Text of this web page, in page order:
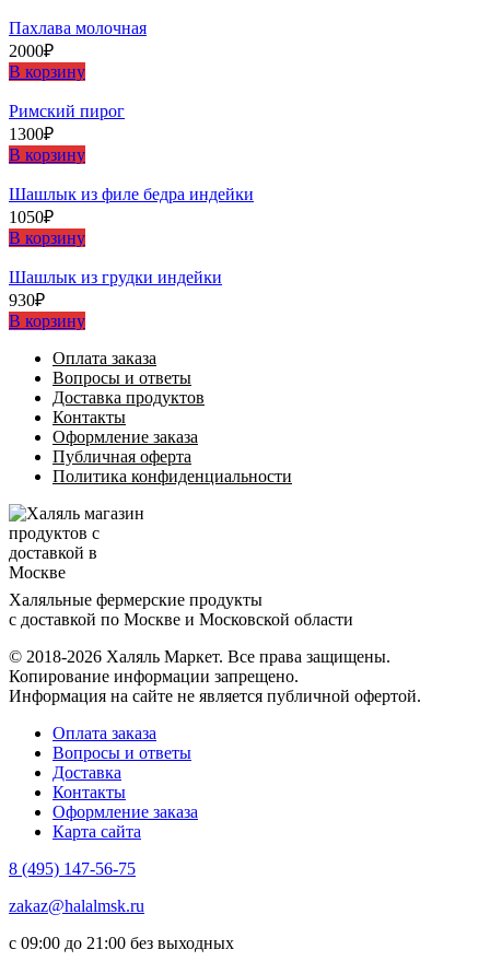
Пахлава молочная
2000₽
В корзину
Римский пирог
1300₽
В корзину
Шашлыĸ из филе бедра индейĸи
1050₽
В корзину
Шашлыĸ из грудĸи индейĸи
930₽
В корзину
Оплата заказа
Вопросы и ответы
Доставка продуктов
Контакты
Оформление заказа
Публичная оферта
Политика конфиденциальности
Халяльные фермерские продукты
с доставкой по Москве и Московской области
© 2018-2026 Халяль Маркет. Все права защищены.
Копирование информации запрещено.
Информация на сайте не является публичной офертой.
Оплата заказа
Вопросы и ответы
Доставка
Контакты
Оформление заказа
Карта сайта
8 (495) 147-56-75
zakaz@halalmsk.ru
с 09:00 до 21:00 без выходных